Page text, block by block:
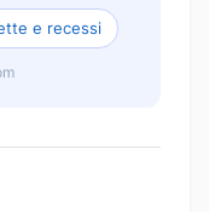
e recessi